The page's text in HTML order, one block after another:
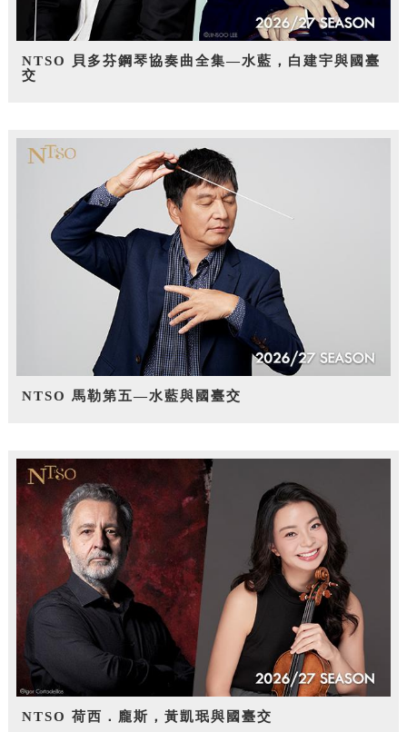
NTSO 貝多芬鋼琴協奏曲全集—水藍，白建宇與國臺
交
NTSO 馬勒第五—水藍與國臺交
NTSO 荷西．龐斯，黃凱珉與國臺交